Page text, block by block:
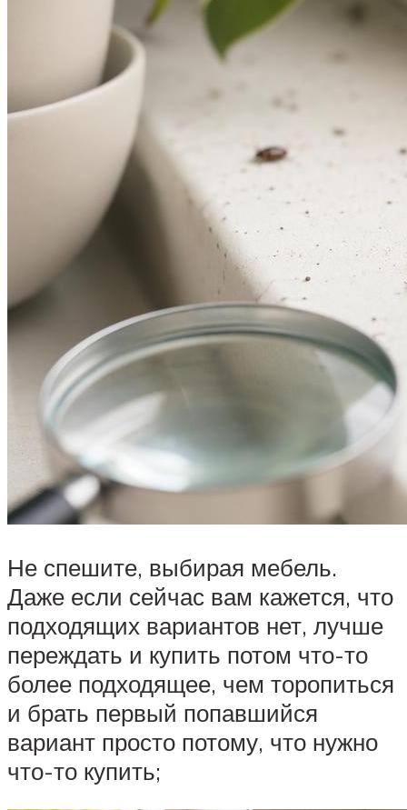
Не спешите, выбирая мебель.
Даже если сейчас вам кажется, что
подходящих вариантов нет, лучше
переждать и купить потом что-то
более подходящее, чем торопиться
и брать первый попавшийся
вариант просто потому, что нужно
что-то купить;